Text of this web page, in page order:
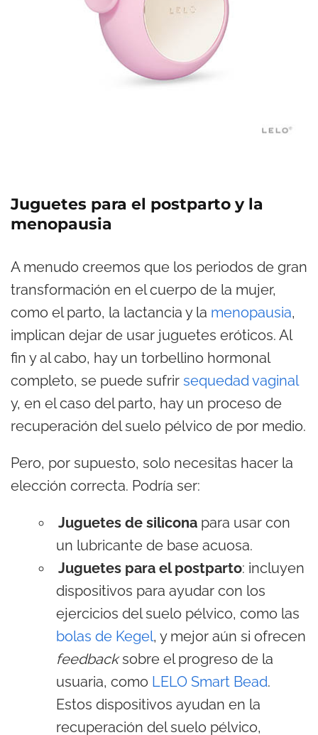
Juguetes para el postparto y la
menopausia
A menudo creemos que los periodos de gran
transformación en el cuerpo de la mujer,
como el parto, la lactancia y la menopausia,
implican dejar de usar juguetes eróticos. Al
fin y al cabo, hay un torbellino hormonal
completo, se puede sufrir sequedad vaginal
y, en el caso del parto, hay un proceso de
recuperación del suelo pélvico de por medio.
Pero, por supuesto, solo necesitas hacer la
elección correcta. Podría ser:
Juguetes de silicona para usar con
un lubricante de base acuosa.
Juguetes para el postparto: incluyen
dispositivos para ayudar con los
ejercicios del suelo pélvico, como las
bolas de Kegel, y mejor aún si ofrecen
feedbacksobre el progreso de la
usuaria, como LELO Smart Bead.
Estos dispositivos ayudan en la
recuperación del suelo pélvico,